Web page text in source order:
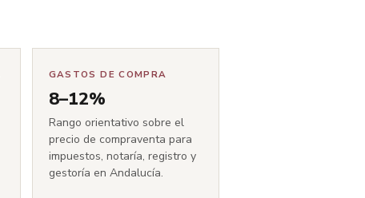
GASTOS DE COMPRA
8–12%
Rango orientativo sobre el
precio de compraventa para
impuestos, notaría, registro y
gestoría en Andalucía.